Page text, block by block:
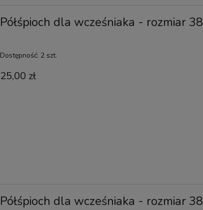
Półśpioch dla wcześniaka - rozmiar 38
Dostępność: 2 szt.
25,00 zł
Półśpioch dla wcześniaka - rozmiar 38